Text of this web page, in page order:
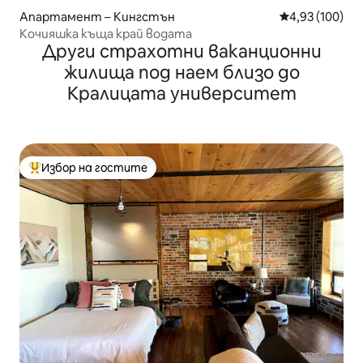
Апартамент – Кингстън Средна
4,93 (100)
Кочияшка къща край водата
Други страхотни ваканционни
жилища под наем близо до
Кралицата университет
Най-популярен избор на гостите
Избор на гостите